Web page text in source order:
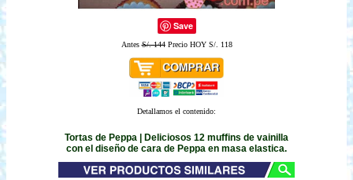
Save
AntesS/. 144Precio HOY S/. 118
Detallamos el contenido:
Tortas de Peppa | Deliciosos 12 muffins de vainilla
con el diseño de cara de Peppa en masa elastica.